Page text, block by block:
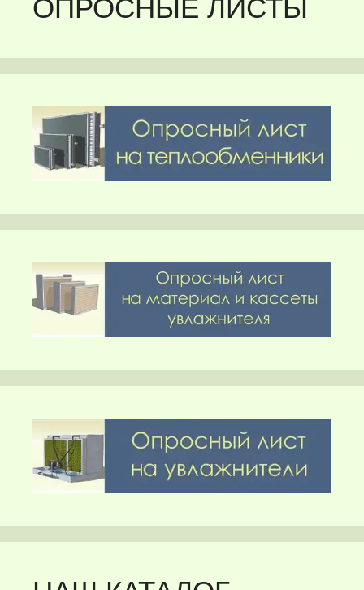
ОПРОСНЫЕ ЛИСТЫ